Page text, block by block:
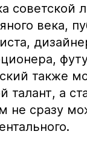
советской
века,
также
талант, а
не сразу